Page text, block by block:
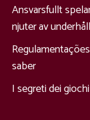
Ansvarsfullt
njuter av
saber
I segreti dei